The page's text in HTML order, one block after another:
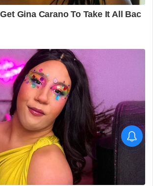
ടി ജി മോഹന്‍ദാസിന്റെ
അറസ്റ്റ് രേഖപ്പെടുത്തി; ഇന്ന്
കോടതിയില്‍ ഹാജരാക്കും